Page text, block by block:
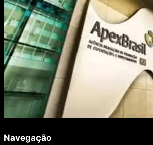
Navegação